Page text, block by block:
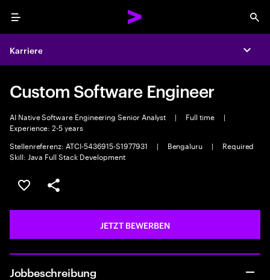
Menu
Karriere
Custom Software Engineer
AI Native Software Engineering Senior Analyst | Full time
|
Experience: 2-5 years
Stellenreferenz: ATCI-5436915-S1977931
| Bengaluru |
Required
Skill: Java Full Stack Development
JOB SPEICHERN
Teilen
JETZT BEWERBEN
Jobbeschreibung